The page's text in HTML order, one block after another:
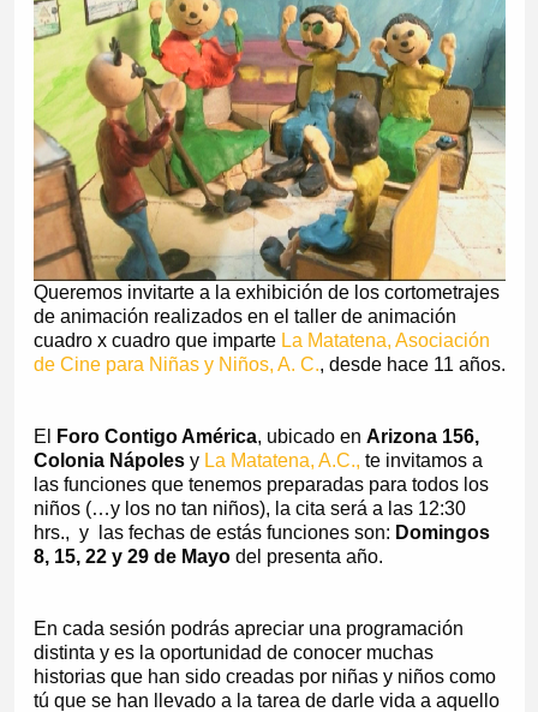
Queremos invitarte a la exhibición de los cortometrajes
de animación realizados en el taller de animación
cuadro x cuadro que imparte La Matatena, Asociación
de Cine para Niñas y Niños, A. C., desde hace 11 años.
El Foro Contigo América, ubicado en Arizona 156,
Colonia Nápolesy La Matatena, A.C., te invitamos a
las funciones que tenemos preparadas para todos los
niños (…y los no tan niños), la cita será a las 12:30
hrs., y las fechas de estás funciones son: Domingos
8, 15, 22 y 29 de Mayo del presenta año.
En cada sesión podrás apreciar una programación
distinta y es la oportunidad de conocer muchas
historias que han sido creadas por niñas y niños como
tú que se han llevado a la tarea de darle vida a aquello